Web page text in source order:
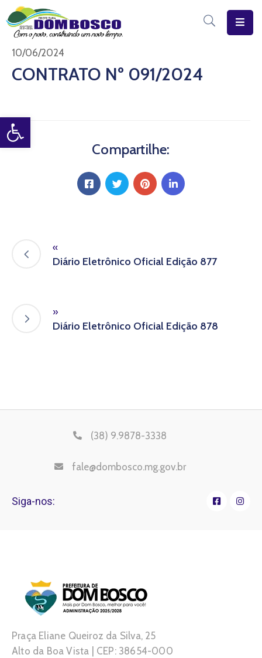
Open toolbar
Início
O
Estrutura
Diário
10/06/2024
CONTRATO Nº 091/2024
Compartilhe:
«
Diário Eletrônico Oficial Edição 877
»
Diário Eletrônico Oficial Edição 878
(38) 9.9878-3338
fale@dombosco.mg.gov.br
Siga-nos:
Praça Eliane Queiroz da Silva, 25
Alto da Boa Vista | CEP: 38654-000